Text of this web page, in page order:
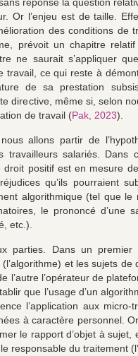
Or l’enjeu est de taille.
des conditions de
prévoit un chapitre
ne saurait s’appliquer
travail, ce qui reste à
de sa prestation
directive, même si, selon
de travail (Pak, 2023).
allons partir de
travailleurs salariés. Dans
positif est en mesure
qu’ils pourraient
algorithmique (tel que le
le prononcé d’une
etc.).
parties. Dans un premier
et les sujets de
l’autre l’opérateur de
que l’usage d’un
l’application aux micro-
à caractère personnel.
le rapport d’objet à sujet,
responsable du traitement